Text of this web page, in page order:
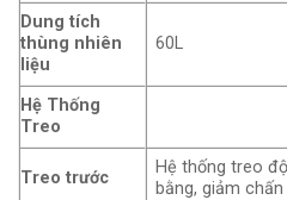
Dung tích
thùng nhiên
liệu
60L
Hệ Thống
Treo
Treo trước
Hệ thống treo
bằng, giảm